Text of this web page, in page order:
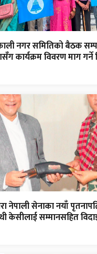
नगर समितिको बैठक
कार्यक्रम विवरण माग गर्ने
नेपाली सेनाका नयाँ
केसीलाई सम्मानसहित